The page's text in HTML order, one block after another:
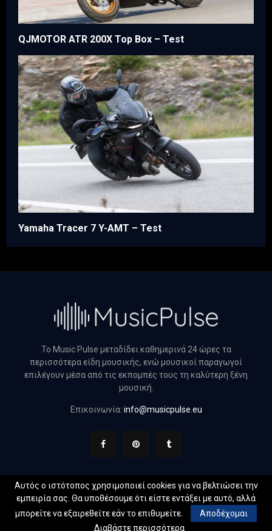
QJMOTOR ATR 200X Top Box – Test
Yamaha Tracer 7 Y-AMT – Test
Το Music Pulse μεταδίδει καθημερινά 24 ώρες τα
περισσότερα είδη μουσικής, ενώ μουσικοί παραγωγοί
επιλέγουν μέσα από τις εκπομπές τους τη καλύτερη ξένη
μουσική.
Επικοινωνία: info@musicpulse.eu
@2022 - musicpulse.eu. All Right Reserved. Designed and
Developed byWeb Technical
Αυτός ο ιστότοπος χρησιμοποιεί cookies για να βελτιώσει την
εμπειρία σας. Θα υποθέσουμε ότι είστε εντάξει με αυτό, αλλά
μπορείτε να εξαιρεθείτε εάν το επιθυμείτε.
Αποδέχομαι
Διαβάστε περισσότερα